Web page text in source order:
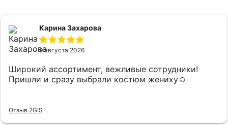
Карина Захарова
9 августа 2026
Широкий ассортимент, вежливые сотрудники!
Пришли и сразу выбрали костюм жениху☺️
Отзыв 2GIS